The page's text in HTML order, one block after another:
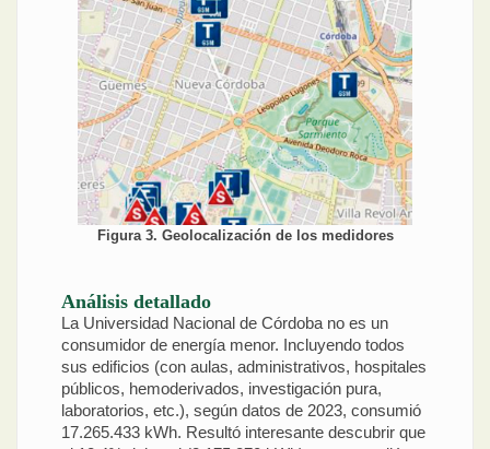
Figura 3. Geolocalización de los medidores
Análisis detallado
La Universidad Nacional de Córdoba no es un
consumidor de energía menor. Incluyendo todos
sus edificios (con aulas, administrativos, hospitales
públicos, hemoderivados, investigación pura,
laboratorios, etc.), según datos de 2023, consumió
17.265.433 kWh. Resultó interesante descubrir que